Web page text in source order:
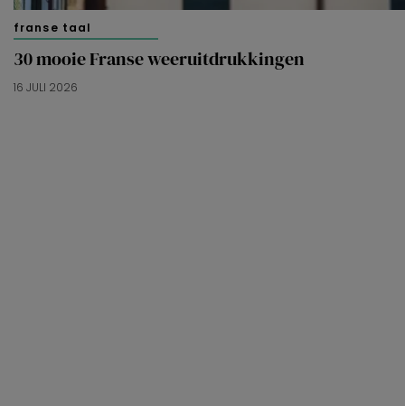
franse taal
30 mooie Franse weeruitdrukkingen
16 JULI 2026